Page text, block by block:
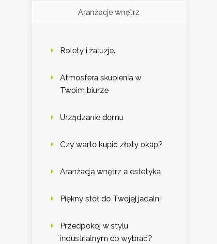
Aranżacje wnętrz
Rolety i żaluzje.
Atmosfera skupienia w
Twoim biurze
Urządzanie domu
Czy warto kupić złoty okap?
Aranżacja wnętrz a estetyka
Piękny stół do Twojej jadalni
Przedpokój w stylu
industrialnym co wybrać?